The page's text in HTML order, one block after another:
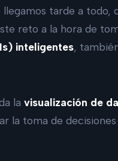
tarde a todo,
reto a la hora de
inteligentes,
la visualización de
la toma de